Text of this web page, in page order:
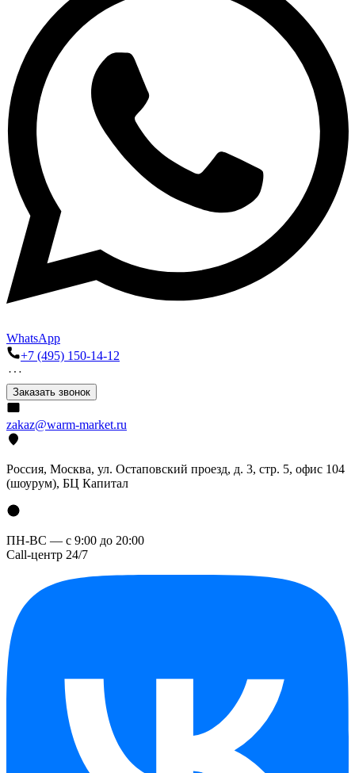
WhatsApp
+7 (495) 150-14-12
Заказать звонок
zakaz@warm-market.ru
Россия, Москва, ул. Остаповский проезд, д. 3, стр. 5, офис 104
(шоурум), БЦ Капитал
ПН-ВС — с 9:00 до 20:00
Call-центр 24/7